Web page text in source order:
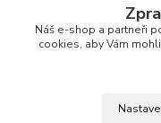
Náš e-shop a partneři
cookies, aby Vám